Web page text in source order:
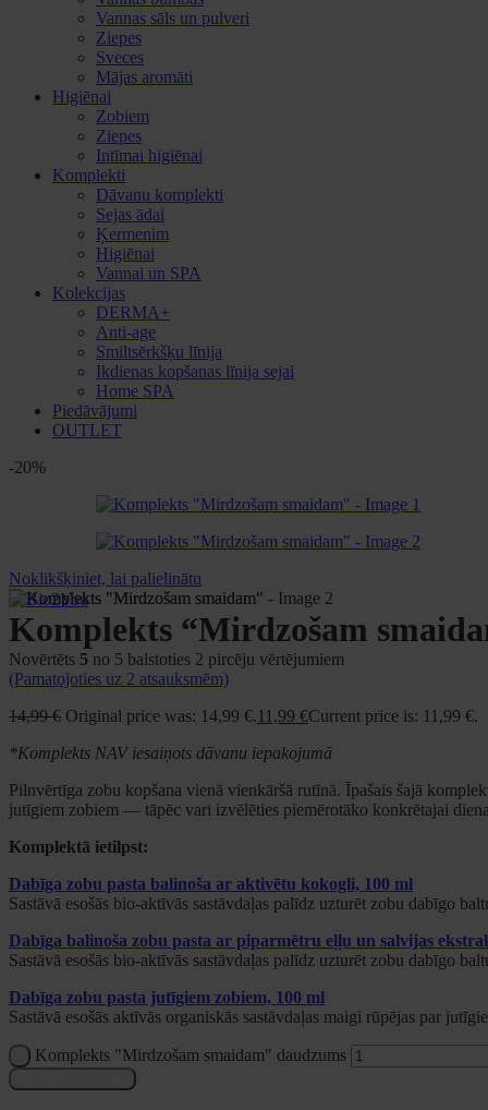
Vannas sāls un pulveri
Ziepes
Sveces
Mājas aromāti
Higiēnai
Zobiem
Ziepes
Intīmai higiēnai
Komplekti
Dāvanu komplekti
Sejas ādai
Ķermenim
Higiēnai
Vannai un SPA
Kolekcijas
DERMA+
Anti-age
Smiltsērkšķu līnija
Ikdienas kopšanas līnija sejai
Home SPA
Piedāvājumi
OUTLET
-20%
Noklikšķiniet, lai palielinātu
Komplekts “Mirdzošam
Novērtēts 5 no 5 balstoties 2 pircēju vērtējumiem
(Pamatojoties uz 2 atsauksmēm)
14,99€ Original price was: 14,99 €.11,99 €Current price is: 11,99 €.
*Komplekts NAV iesaiņots dāvanu iepakojumā
Pilnvērtīga zobu kopšana vienā vienkāršā rutīnā. Īpašais šajā
jutīgiem zobiem — tāpēc vari izvēlēties piemērotāko konkrētajai
Komplektā ietilpst:
Dabīga zobu pasta balinoša ar aktivētu kokogli, 100 ml
Sastāvā esošās bio-aktīvās sastāvdaļas palīdz uzturēt zobu dabīgo
Dabīga balinoša zobu pasta ar piparmētru eļļu un salvijas
Sastāvā esošās bio-aktīvās sastāvdaļas palīdz uzturēt zobu dabīgo
Dabīga zobu pasta jutīgiem zobiem, 100 ml
Sastāvā esošās aktīvās organiskās sastāvdaļas maigi rūpējas par
Komplekts "Mirdzošam smaidam" daudzums